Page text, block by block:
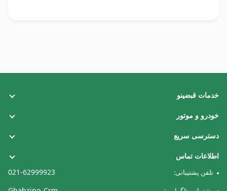
خدمات قبضینو
قبض آب
قبض همراه اول
خودرو و موتور
دسترسی سریع
همکاری با ما
درباره ما
اطلاعات تماس
تلفن پشتیبانی: 021-62999923